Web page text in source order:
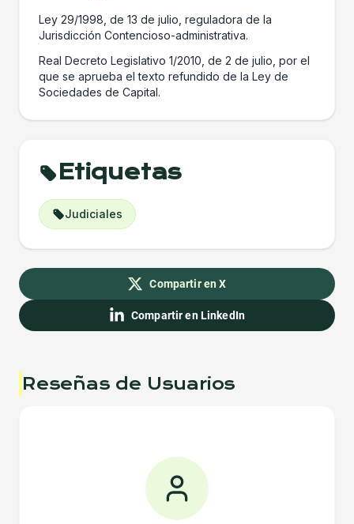
Ley 29/1998, de 13 de julio, reguladora de la
Jurisdicción Contencioso-administrativa.
Real Decreto Legislativo 1/2010, de 2 de julio, por el
que se aprueba el texto refundido de la Ley de
Sociedades de Capital.
Etiquetas
Judiciales
Compartir en X
Compartir en LinkedIn
Reseñas de Usuarios